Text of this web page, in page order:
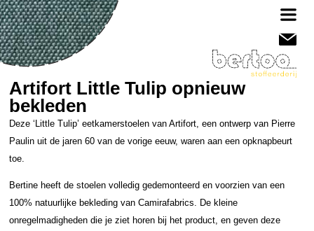
Artifort Little Tulip opnieuw
bekleden
Deze ‘Little Tulip’ eetkamerstoelen van Artifort, een ontwerp van Pierre
Paulin uit de jaren 60 van de vorige eeuw, waren aan een opknapbeurt
toe.
Bertine heeft de stoelen volledig gedemonteerd en voorzien van een
100% natuurlijke bekleding van Camirafabrics. De kleine
onregelmadigheden die je ziet horen bij het product, en geven deze